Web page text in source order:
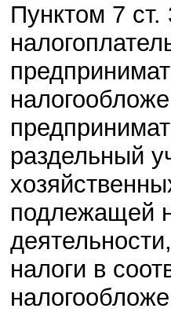
Пунктом 7
раздельный
подлежащей
налоги в